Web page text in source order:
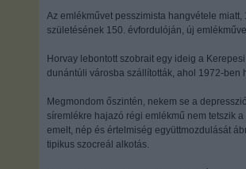
Az emlékművet pesszimista hangvétele
születésének 150. évfordulóján, új
Horvay lebontott szobrait egy ideig a
dunántúli városba szállították, ahol 1972-ben
Megmondom őszintén, nekem se a
síremlékre hajazó régi emlékmű nem tetszik
emelt, nép és értelmiség együttmozdulását
tipikus szocreál alkotás.